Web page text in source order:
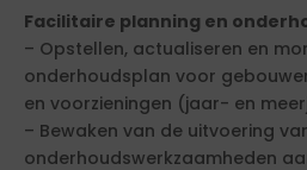
Facilitaire planning en
– Opstellen, actualiseren en
onderhoudsplan voor
en voorzieningen (jaar- en
– Bewaken van de uitvoering
onderhoudswerkzaamheden